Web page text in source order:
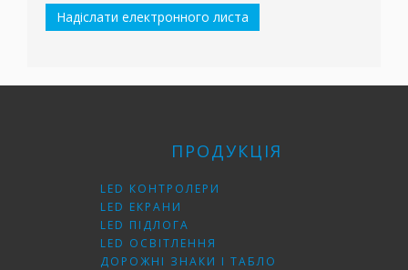
Надіслати електронного листа
ПРОДУКЦІЯ
LED КОНТРОЛЕРИ
LED ЕКРАНИ
LED ПІДЛОГА
LED ОСВІТЛЕННЯ
ДОРОЖНІ ЗНАКИ І ТАБЛО